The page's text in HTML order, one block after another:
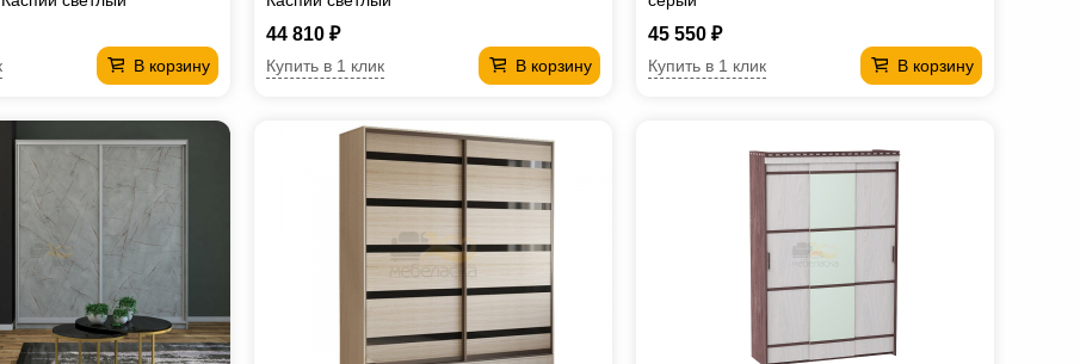
В корзину
44 810 ₽
В корзину
Купить в 1 клик
45 550 ₽
В корзину
Купить в 1 клик